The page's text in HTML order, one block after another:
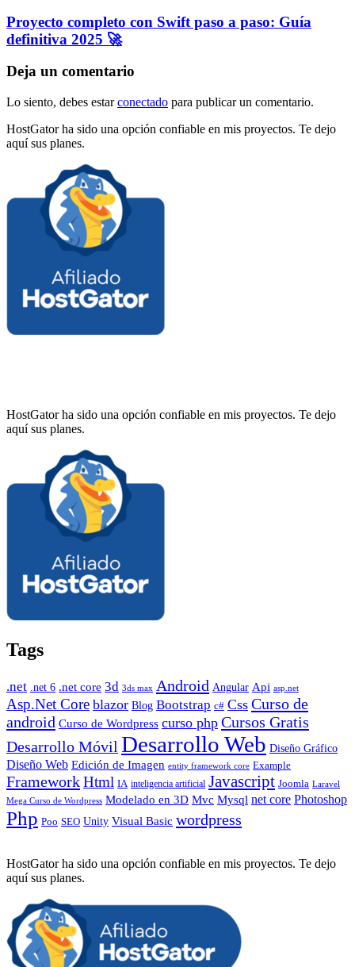
Proyecto completo con Swift paso a paso: Guía
definitiva 2025 🚀
Deja un comentario
Lo siento, debes estarconectado para publicar un comentario.
HostGator ha sido una opción confiable en mis proyectos. Te dejo
aquí sus planes.
HostGator ha sido una opción confiable en mis proyectos. Te dejo
aquí sus planes.
Tags
.net .net 6 .net core 3d 3ds max Android Angular Api asp.net
Asp.Net Core blazor Blog Bootstrap c# Css Curso de
android Curso de Wordpress curso php Cursos Gratis
Desarrollo Móvil Desarrollo Web Diseño Gráfico
Diseño Web Edición de Imagen entity framework core Example
FrameworkHtml IA inteligencia artificial Javascript Joomla Laravel
Mega Curso de Wordpress Modelado en 3D Mvc Mysql net core Photoshop
Php Poo SEO Unity Visual Basic wordpress
HostGator ha sido una opción confiable en mis proyectos. Te dejo
aquí sus planes.